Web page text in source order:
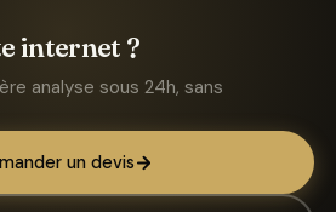
internet ?
analyse sous 24h, sans
un devis